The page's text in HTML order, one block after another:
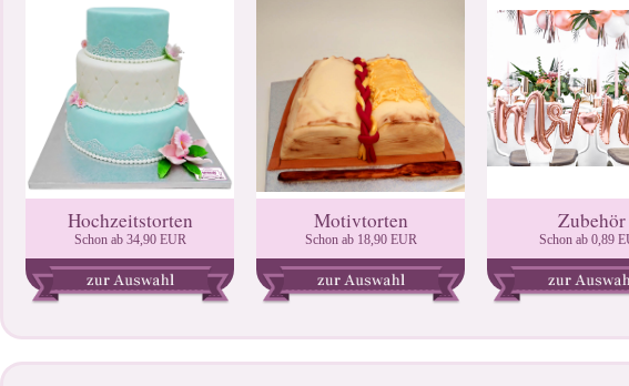
Hochzeitstorten
Schon ab 34,90 EUR
Motivtorten
Schon ab 18,90 EUR
Zubehör
Schon ab 0,89